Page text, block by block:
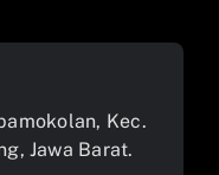
Kec.
Jawa Barat.